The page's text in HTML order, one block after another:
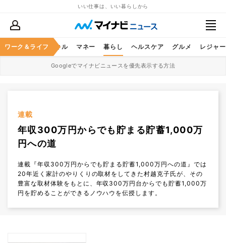
いい仕事は、いい暮らしから
ワーク＆ライフ
ア ビジネススキル マネー 暮らし ヘルスケア グルメ レジャー
Googleでマイナビニュースを優先表示する方法
連載
年収300万円からでも貯まる貯蓄1,000万
円への道
連載『年収300万円からでも貯まる貯蓄1,000万円への道』では
20年近く家計のやりくりの取材をしてきた村越克子氏が、その
豊富な取材体験をもとに、年収300万円台からでも貯蓄1,000万
円を貯めることができるノウハウを伝授します。